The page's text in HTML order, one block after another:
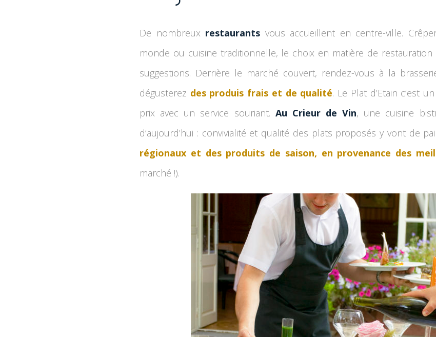
De nombreux restaurants vous accueillent en centre-ville.
monde ou cuisine traditionnelle, le choix en matière de restauration
suggestions. Derrière le marché couvert, rendez-vous à la
dégusterez des produis frais et de qualité. Le Plat d’Etain c’est
prix avec un service souriant. Au Crieur de Vin, une cuisine
d’aujourd’hui : convivialité et qualité des plats proposés y vont de
régionaux et des produits de saison, en provenance des
marché !).